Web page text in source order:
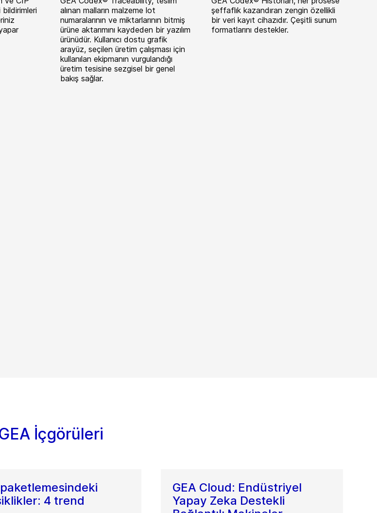
alınan malların malzeme lot
numaralarının ve miktarlarının bitmiş
ürüne aktarımını kaydeden bir yazılım
ürünüdür. Kullanıcı dostu grafik
arayüz, seçilen üretim çalışması için
kullanılan ekipmanın vurgulandığı
üretim tesisine sezgisel bir genel
bakış sağlar.
şeffaflık kazandıran zengin özellikli
bir veri kayıt cihazıdır. Çeşitli sunum
formatlarını destekler.
İçgörüleri
paketlemesindeki
4 trend
GEA Cloud: Endüstriyel
Yapay Zeka Destekli